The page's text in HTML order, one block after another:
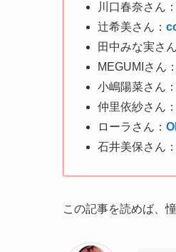
川口春奈さん：
辻希美さん：
田中みな実さん
MEGUMIさん：
小嶋陽菜さん：
仲里依紗さん：
ローラさん：
石井美保さん：
この記事を読めば、